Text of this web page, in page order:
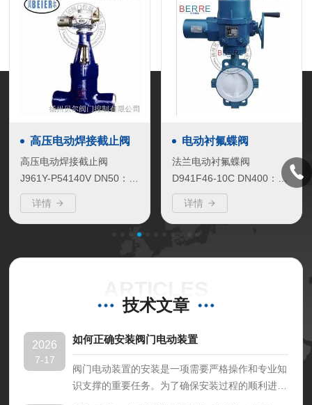
高压电动焊接截止阀
高压电动焊接截止阀
J961Y-P54140V DN50：焊
接式截止阀，工作压力P54
140V，密封面硬质合金，
置，电压380V.AC，适用
详情
电动衬氟蝶阀
法兰电动衬氟蝶阀
D941F46-10C DN400：法
兰蝶阀，材质铸钢，衬
F46，执行机构为我厂生产
液体和气体（包括蒸 气）
蚀...
详情
技术文章
2026
7-17
如何正确安装阀门电动装置
阀门电动装置的安装是一项需要严格操作和专业知
识支撑的重要任务。为了确保安装过程的顺利进